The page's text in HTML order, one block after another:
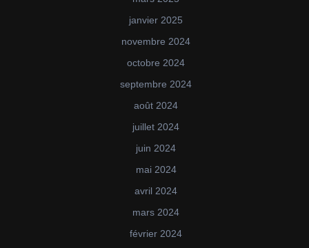
janvier 2025
novembre 2024
octobre 2024
septembre 2024
août 2024
juillet 2024
juin 2024
mai 2024
avril 2024
mars 2024
février 2024